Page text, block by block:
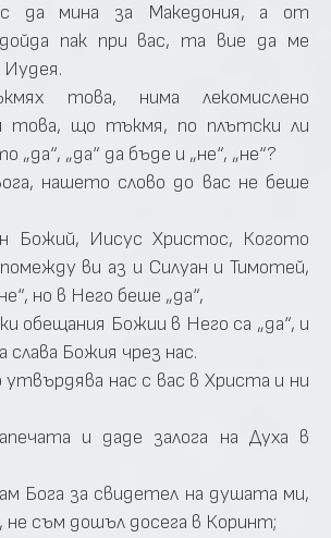
да мина за Македония, а от
пак при вас, та вие да ме
това, нима лекомислено
това, що тъкмя, по плътски ли
„да“ да бъде и „не“, „не“?
нашето слово до вас не беше
Божий, Иисус Христос, Когото
ви аз и Силуан и Тимотей,
но в Него беше „да“,
обещания Божии в Него са „да“, и
слава Божия чрез нас.
утвърдява нас с вас в Христа и ни
и даде залога на Духа в
Бога за свидетел на душата ми,
не съм дошъл досега в Коринт;